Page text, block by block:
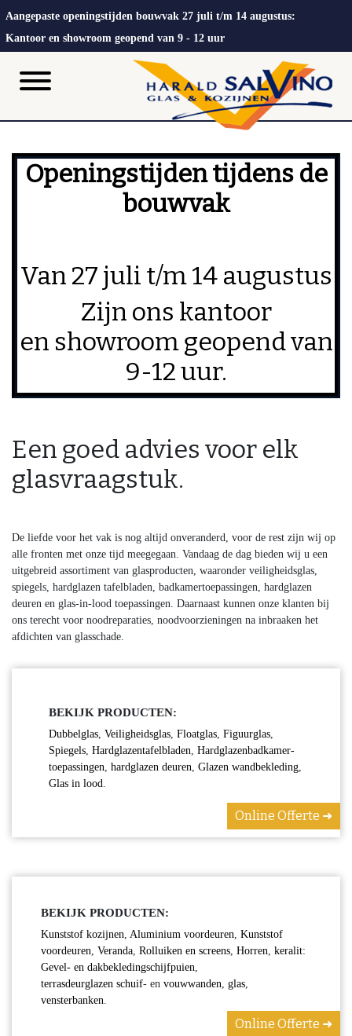
Aangepaste openingstijden bouwvak 27 juli t/m 14 augustus:
Kantoor en showroom geopend van 9 - 12 uur
Openingstijden tijdens de
bouwvak
Van 27 juli t/m 14 augustus
Zijn ons kantoor
en showroom geopend van
9-12 uur.
Een goed advies voor elk
glasvraagstuk.
De liefde voor het vak is nog altijd onveranderd, voor de rest zijn wij op
alle fronten met onze tijd meegegaan. Vandaag de dag bieden wij u een
uitgebreid assortiment van glasproducten, waaronder veiligheidsglas,
spiegels, hardglazen tafelbladen, badkamertoepassingen, hardglazen
deuren en glas-in-lood toepassingen. Daarnaast kunnen onze klanten bij
ons terecht voor noodreparaties, noodvoorzieningen na inbraaken het
afdichten van glasschade.
BEKIJK PRODUCTEN:
Dubbelglas, Veiligheidsglas, Floatglas, Figuurglas,
Spiegels, Hardglazentafelbladen, Hardglazenbadkamer-
toepassingen, hardglazen deuren, Glazen wandbekleding,
Glas in lood.
Online Offerte ➜
BEKIJK PRODUCTEN:
Kunststof kozijnen, Aluminium voordeuren, Kunststof
voordeuren, Veranda, Rolluiken en screens, Horren, keralit:
Gevel- en dakbekledingschijfpuien,
terrasdeurglazen schuif- en vouwwanden, glas,
vensterbanken.
Online Offerte ➜